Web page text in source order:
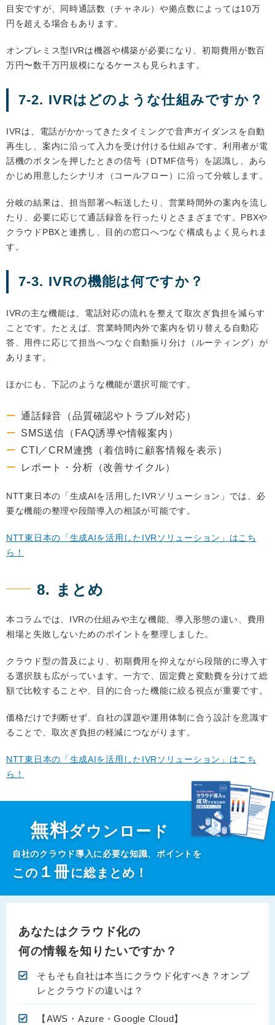
目安ですが、同時通話数（チャネル）や拠点数によっては10万
円を超える場合もあります。
オンプレミス型IVRは機器や構築が必要になり、初期費用が数百
万円〜数千万円規模になるケースも見られます。
7-2. IVRはどのような仕組みですか？
IVRは、電話がかかってきたタイミングで音声ガイダンスを自動
再生し、案内に沿って入力を受け付ける仕組みです。利用者が電
話機のボタンを押したときの信号（DTMF信号）を認識し、あら
かじめ用意したシナリオ（コールフロー）に沿って分岐します。
分岐の結果は、担当部署へ転送したり、営業時間外の案内を流し
たり、必要に応じて通話録音を行ったりとさまざまです。PBXや
クラウドPBXと連携し、目的の窓口へつなぐ構成もよく見られま
す。
7-3. IVRの機能は何ですか？
IVRの主な機能は、電話対応の流れを整えて取次ぎ負担を減らす
ことです。たとえば、営業時間内外で案内を切り替える自動応
答、用件に応じて担当へつなぐ自動振り分け（ルーティング）が
あります。
ほかにも、下記のような機能が選択可能です。
通話録音（品質確認やトラブル対応）
SMS送信（FAQ誘導や情報案内）
CTI／CRM連携（着信時に顧客情報を表示）
レポート・分析（改善サイクル）
NTT東日本の「生成AIを活用したIVRソリューション」では、必
要な機能の整理や段階導入の相談が可能です。
NTT東日本の「生成AIを活用したIVRソリューション」はこち
ら！
8. まとめ
本コラムでは、IVRの仕組みや主な機能、導入形態の違い、費用
相場と失敗しないためのポイントを整理しました。
クラウド型の普及により、初期費用を抑えながら段階的に導入す
る選択肢も広がっています。一方で、固定費と変動費を分けて総
額で比較することや、目的に合った機能に絞る視点が重要です。
価格だけで判断せず、自社の課題や運用体制に合う設計を意識す
ることで、取次ぎ負担の軽減につながります。
NTT東日本の「生成AIを活用したIVRソリューション」はこち
ら！
無料ダウンロード
自社のクラウド導入に必要な知識、ポイントを
この １冊に総まとめ！
あなたはクラウド化の
何の情報を知りたいですか？
そもそも自社は本当にクラウド化すべき？オンプ
レとクラウドの違いは？
【AWS・Azure・Google Cloud】